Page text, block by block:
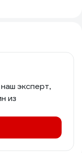
эксперт,
из